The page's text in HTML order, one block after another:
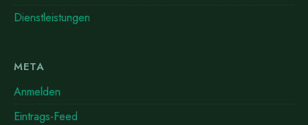
Dienstleistungen
META
Anmelden
Eintrags-Feed